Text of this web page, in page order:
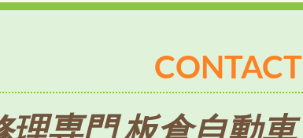
CONTACT
理専門 板倉自動車